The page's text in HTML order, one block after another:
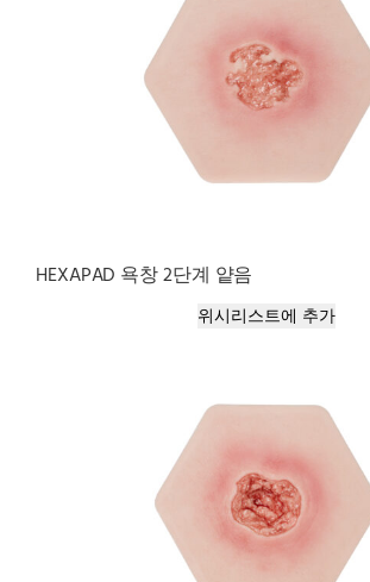
HEXAPAD 욕창 2단계 얕음
위시리스트에 추가